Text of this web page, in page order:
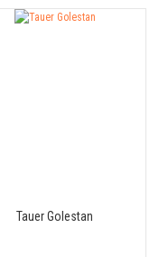
Tauer Golestan